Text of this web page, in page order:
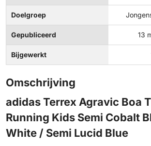
Doelgroep
Gepubliceerd 13
Bijgewerkt
Omschrijving
adidas Terrex Agravic Boa
Running Kids Semi Cobalt
White / Semi Lucid Blue